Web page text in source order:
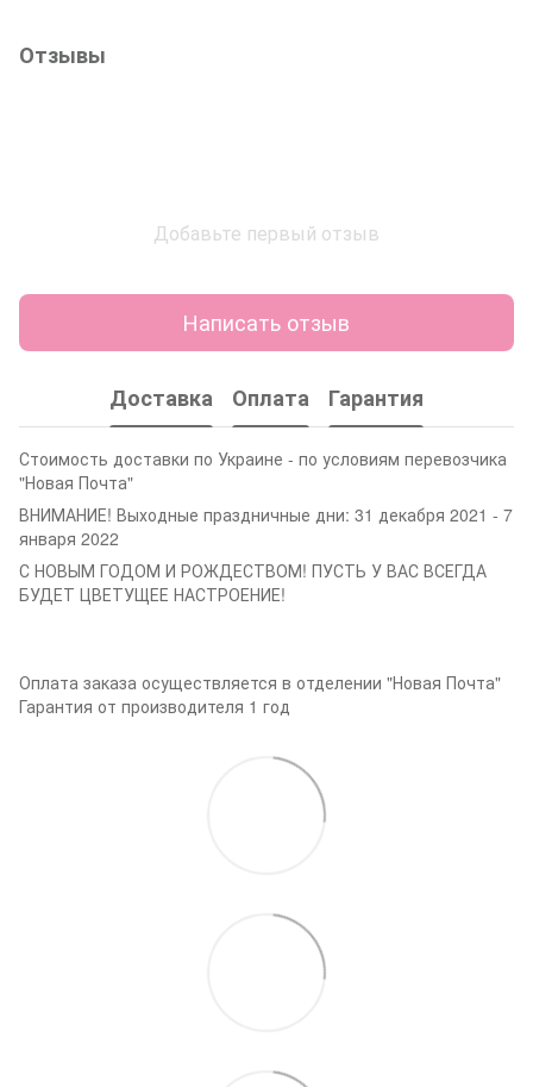
Отзывы
Добавьте первый отзыв
Написать отзыв
Доставка Оплата Гарантия
Стоимость доставки по Украине - по условиям перевозчика
"Новая Почта"
ВНИМАНИЕ! Выходные праздничные дни: 31 декабря 2021 - 7
января 2022
С НОВЫМ ГОДОМ И РОЖДЕСТВОМ! ПУСТЬ У ВАС ВСЕГДА
БУДЕТ ЦВЕТУЩЕЕ НАСТРОЕНИЕ!
Оплата заказа осуществляется в отделении "Новая Почта"
Гарантия от производителя 1 год